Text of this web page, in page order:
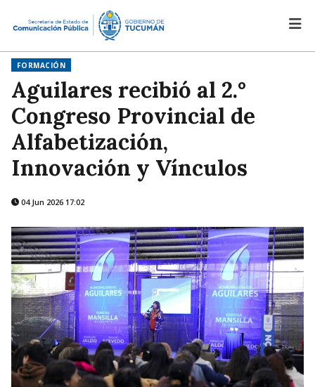
FORMACIÓN
Aguilares recibió al 2.°
Congreso Provincial de
Alfabetización,
Innovación y Vínculos
04 Jun 2026 17:02